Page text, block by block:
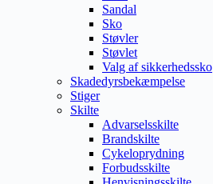
Sandal
Sko
Støvler
Støvlet
Valg af sikkerhedssko
Skadedyrsbekæmpelse
Stiger
Skilte
Advarselsskilte
Brandskilte
Cykeloprydning
Forbudsskilte